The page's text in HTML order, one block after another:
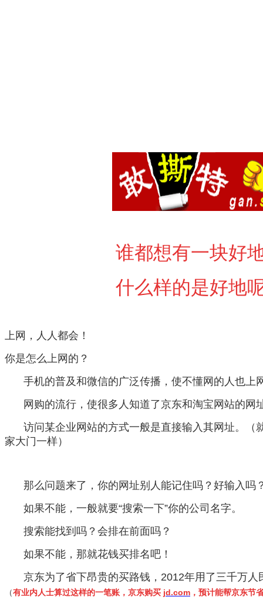
谁都想有一块好
什么样的是好地
上网，人人都会！
你是怎么上网的？
手机的普及和微信的广泛传播，使不懂网的人也上
网购的流行，使很多人知道了京东和淘宝网站的网
访问某企业网站的方式一般是直接输入其网址。
家大门一样）
那么问题来了，你的网址别人能记住吗？好输入吗
如果不能，一般就要“搜索一下”你的公司名字。
搜索能找到吗？会排在前面吗？
如果不能，那就花钱买排名吧！
京东为了省下昂贵的买路钱，2012年用了三千万
（有业内人士算过这样的一笔账，京东购买 jd.com ，预计能帮京东节